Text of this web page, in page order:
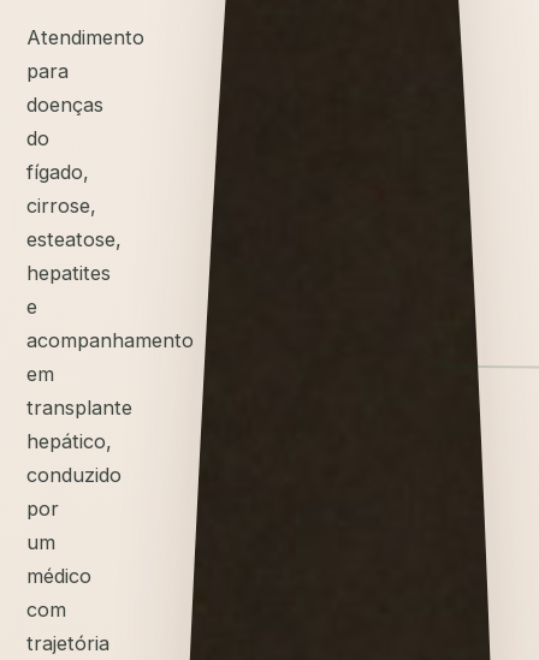
Atendimento
para
doenças
do
fígado,
cirrose,
esteatose,
hepatites
e
acompanhamento
em
transplante
hepático,
conduzido
por
um
médico
com
trajetória